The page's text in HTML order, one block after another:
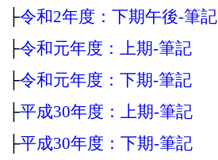
├令和2年度：下期午後‐筆記
├令和元年度：上期‐筆記
├令和元年度：下期‐筆記
├平成30年度：上期‐筆記
├平成30年度：下期‐筆記